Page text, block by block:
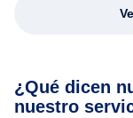
¿Qué dicen
nuestro